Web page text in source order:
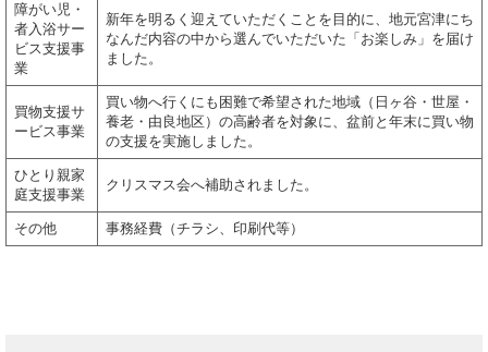
障がい児・
者入浴サー
ビス支援事
業
新年を明るく迎えていただくことを目的に、地元宮津にち
なんだ内容の中から選んでいただいた「お楽しみ」を届け
ました。
買物支援サ
ービス事業
買い物へ行くにも困難で希望された地域（日ヶ谷・世屋・
養老・由良地区）の高齢者を対象に、盆前と年末に買い物
の支援を実施しました。
ひとり親家
庭支援事業
クリスマス会へ補助されました。
その他 事務経費（チラシ、印刷代等）